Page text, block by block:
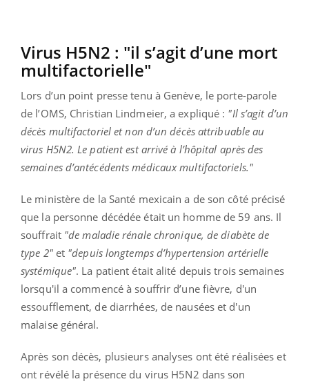
Virus H5N2 : "il s’agit d’une mort
multifactorielle"
Lors d’un point presse tenu à Genève, le porte-parole
de l’OMS, Christian Lindmeier, a expliqué : "Il s’agit d’un
décès multifactoriel et non d’un décès attribuable au
virus H5N2. Le patient est arrivé à l’hôpital après des
semaines d’antécédents médicaux multifactoriels."
Le ministère de la Santé mexicain a de son côté précisé
que la personne décédée était un homme de 59 ans. Il
souffrait "de maladie rénale chronique, de diabète de
type 2"et "depuis longtemps d’hypertension artérielle
systémique". La patient était alité depuis trois semaines
lorsqu'il a commencé à souffrir d’une fièvre, d'un
essoufflement, de diarrhées, de nausées et d'un
malaise général.
Après son décès, plusieurs analyses ont été réalisées et
ont révélé la présence du virus H5N2 dans son